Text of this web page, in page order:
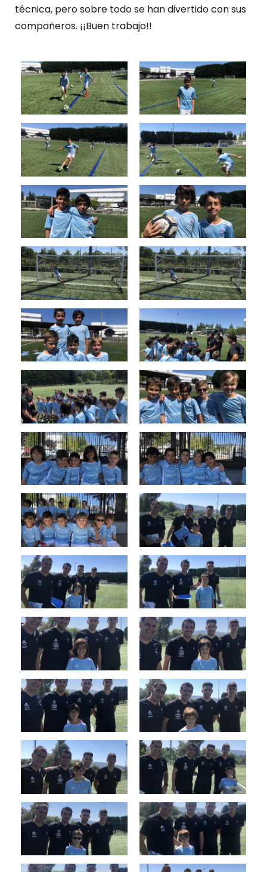
técnica, pero sobre todo se han divertido con sus
compañeros. ¡¡Buen trabajo!!